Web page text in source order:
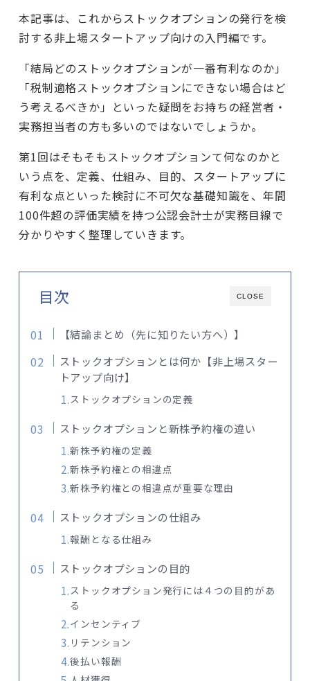
本記事は、これからストックオプションの発行を検
討する非上場スタートアップ向けの入門編です。
「結局どのストックオプションが一番有利なのか」
「税制適格ストックオプションにできない場合はど
う考えるべきか」といった疑問をお持ちの経営者・
実務担当者の方も多いのではないでしょうか。
第1回はそもそもストックオプションて何なのかと
いう点を、定義、仕組み、目的、スタートアップに
有利な点といった検討に不可欠な基礎知識を、年間
100件超の評価実績を持つ公認会計士が実務目線で
分かりやすく整理していきます。
CLOSE
目次
【結論まとめ（先に知りたい方へ）】
ストックオプションとは何か【非上場スター
トアップ向け】
ストックオプションの定義
ストックオプションと新株予約権の違い
新株予約権の定義
新株予約権との相違点
新株予約権との相違点が重要な理由
ストックオプションの仕組み
報酬となる仕組み
ストックオプションの目的
ストックオプション発行には４つの目的があ
る
インセンティブ
リテンション
後払い報酬